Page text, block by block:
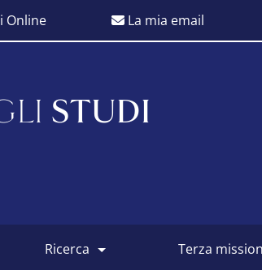
Online La mia email
STUDI
ricerca terza